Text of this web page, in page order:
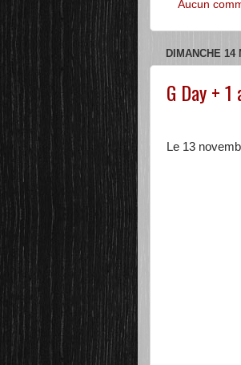
Aucun
DIMANCHE 14
G Day +
Le 13